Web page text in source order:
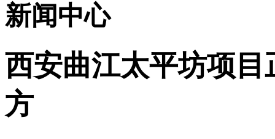
新闻中心
西安曲江太平坊项目
方